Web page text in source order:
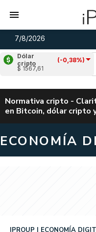
7/8/2026
Dólar
cripto
(-0,38%)
$ 1567,61
Cardano (-
u$s 0,20
Normativa cripto -
en Bitcoin, dólar cripto
ECONOMÍA
IPROUP ECONOMÍA